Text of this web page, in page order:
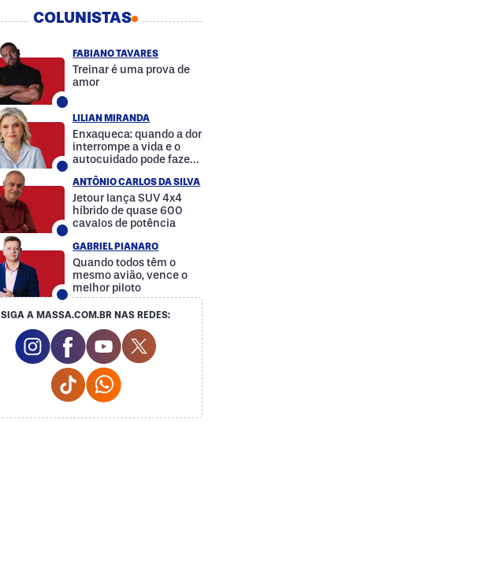
COLUNISTAS
FABIANO TAVARES
Treinar é uma prova de
amor
LILIAN MIRANDA
Enxaqueca: quando a dor
interrompe a vida e o
autocuidado pode fazer
ANTÔNIO CARLOS DA SILVA
Jetour lança SUV 4x4
híbrido de quase 600
cavalos de potência
GABRIEL PIANARO
Quando todos têm o
mesmo avião, vence o
melhor piloto
SIGA A MASSA.COM.BR NAS REDES:
Instagram Social Media
Facebook Social Media
Youtube Social Media
Twitter Social Media
Tiktok Social Media
Whatsapp Social Media